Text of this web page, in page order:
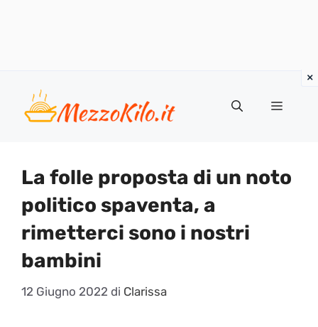
contenuto
Menu
La folle proposta di un noto
politico spaventa, a
rimetterci sono i nostri
bambini
12 Giugno 2022 di Clarissa